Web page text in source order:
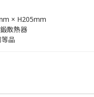
× H205mm
散熱器
品